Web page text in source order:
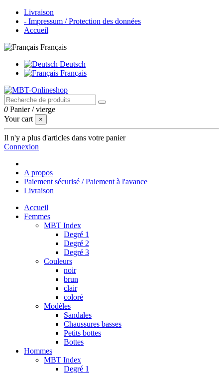
Livraison
- Impressum / Protection des données
Accueil
Français
Deutsch
Français
0 Panier /vierge
Your cart
×
Il n'y a plus d'articles dans votre panier
Connexion
A propos
Paiement sécurisé / Paiement à l'avance
Livraison
Accueil
Femmes
MBT Index
Degré 1
Degré 2
Degré 3
Couleurs
noir
brun
clair
coloré
Modèles
Sandales
Chaussures basses
Petits bottes
Bottes
Hommes
MBT Index
Degré 1